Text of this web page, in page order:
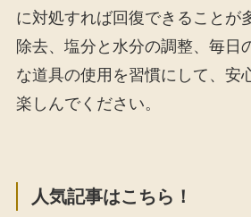
に対処すれば回復できることが
除去、塩分と水分の調整、毎日
な道具の使用を習慣にして、安
楽しんでください。
人気記事はこちら！